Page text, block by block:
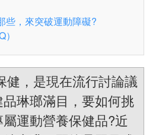
些，來突破運動障礙?
健，是現在流行討論議
琳瑯滿目，要如何挑
運動營養保健品?近